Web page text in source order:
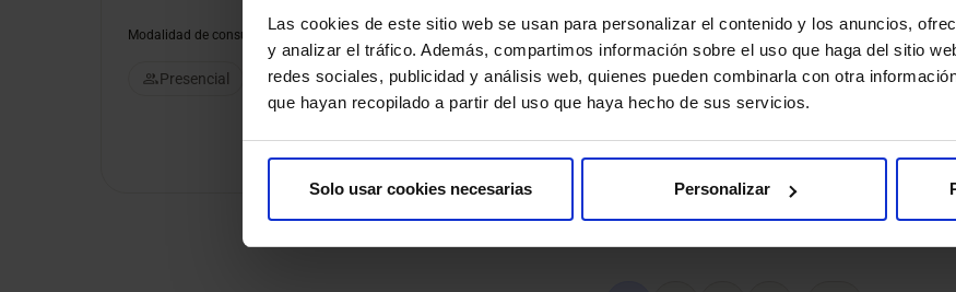
Las cookies de este sitio web se usan para personalizar el contenido y los anuncios,
y analizar el tráfico. Además, compartimos información sobre el uso que haga del sitio
redes sociales, publicidad y análisis web, quienes pueden combinarla con otra
que hayan recopilado a partir del uso que haya hecho de sus servicios.
Solo usar cookies necesarias Personalizar
Modalidad de consulta
Presencial Videoconsulta